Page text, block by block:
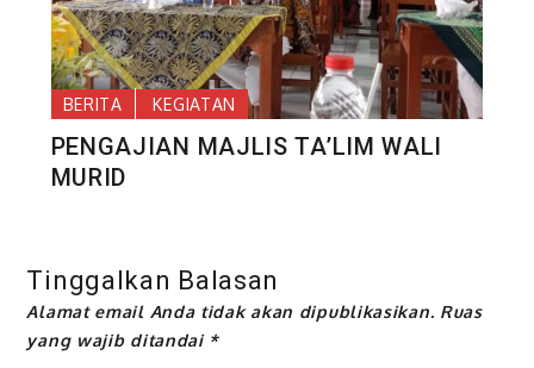
BERITA KEGIATAN
PENGAJIAN MAJLIS TA’LIM WALI
MURID
Tinggalkan Balasan
Alamat email Anda tidak akan dipublikasikan. Ruas
yang wajib ditandai *